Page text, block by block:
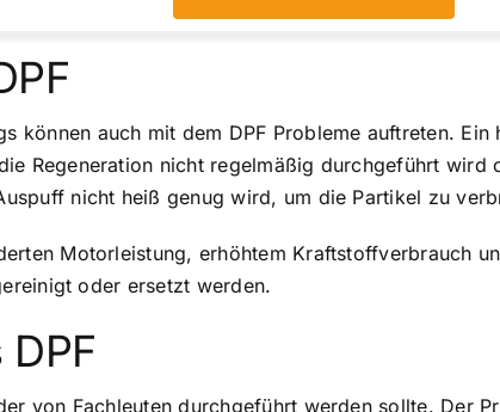
können auch mit dem DPF Probleme auftreten.
Regeneration nicht regelmäßig durchgeführt
nicht heiß genug wird, um die Partikel zu
Motorleistung, erhöhtem Kraftstoffverbrauch
oder ersetzt werden.
von Fachleuten durchgeführt werden sollte. Der